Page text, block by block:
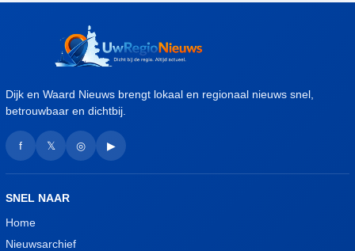
Dijk en Waard Nieuws brengt lokaal en regionaal nieuws snel,
betrouwbaar en dichtbij.
f 𝕏 ◎ ▶
SNEL NAAR
Home
Nieuwsarchief